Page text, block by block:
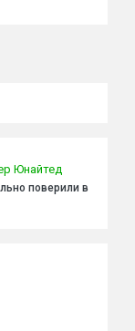
Юнайтед
поверили в